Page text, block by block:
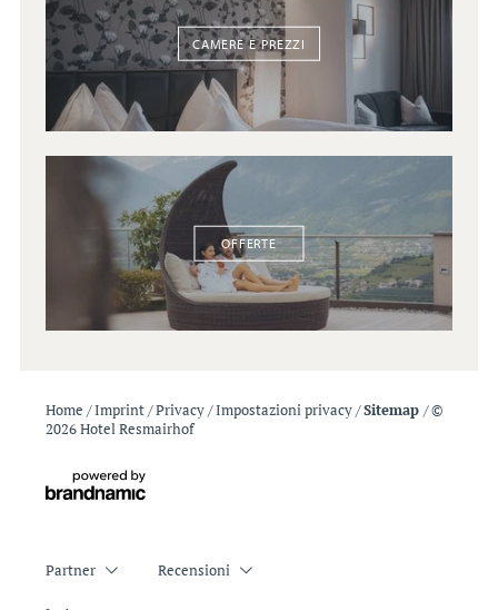
CAMERE E PREZZI
OFFERTE
Home /Imprint/Privacy/Impostazioni privacy/Sitemap /©
2026 Hotel Resmairhof
Partner Recensioni